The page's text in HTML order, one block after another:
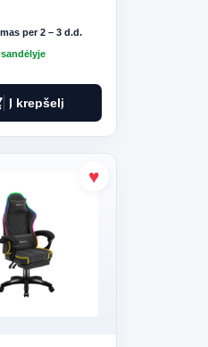
per 2 – 3 d.d.
Į krepšelį